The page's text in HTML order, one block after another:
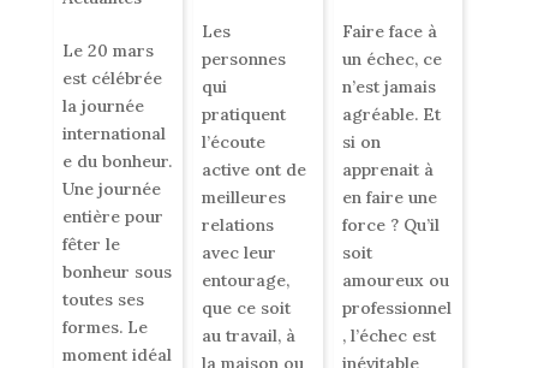
Le 20 mars
est célébrée
la journée
international
e du bonheur.
Une journée
entière pour
fêter le
bonheur sous
toutes ses
formes. Le
moment idéal
Les
personnes
qui
pratiquent
l’écoute
active ont de
meilleures
relations
avec leur
entourage,
que ce soit
au travail, à
la maison ou
Faire face à
un échec, ce
n’est jamais
agréable. Et
si on
apprenait à
en faire une
force ? Qu’il
soit
amoureux ou
professionnel
, l’échec est
inévitable